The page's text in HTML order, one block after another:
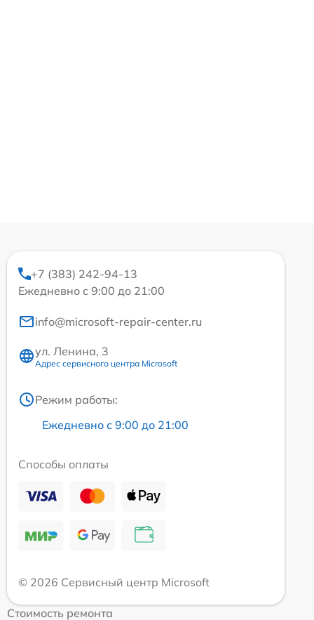
+7 (383) 242-94-13
Ежедневно с 9:00 до 21:00
info@microsoft-repair-center.ru
ул. Ленина, 3
Адрес сервисного центра Microsoft
Режим работы:
Ежедневно с 9:00 до 21:00
Способы оплаты
© 2026 Сервисный центр Microsoft
Стоимость ремонта